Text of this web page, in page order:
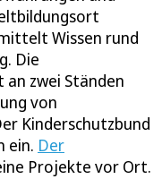
Wissen rund
Die
zwei Ständen
von
Kinderschutzbund
ein. Der
Projekte vor Ort.